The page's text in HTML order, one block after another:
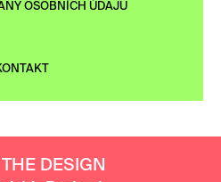
OSOBNÍCH ÚDAJŮ
DESIGN